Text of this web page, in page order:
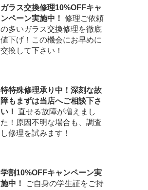
ガラス交換修理10%OFFキャ
ンペーン実施中！ 修理ご依頼
の多いガラス交換修理を徹底
値下げ！この機会にお早めに
交換して下さい！
特特殊修理承り中！深刻な故
障もまずは当店へご相談下さ
い！ 直せる故障が増えまし
た！原因不明な場合も、調査
し修理を試みます！
学割10%OFFキャンペーン実
施中！
ご自身の学生証をご持